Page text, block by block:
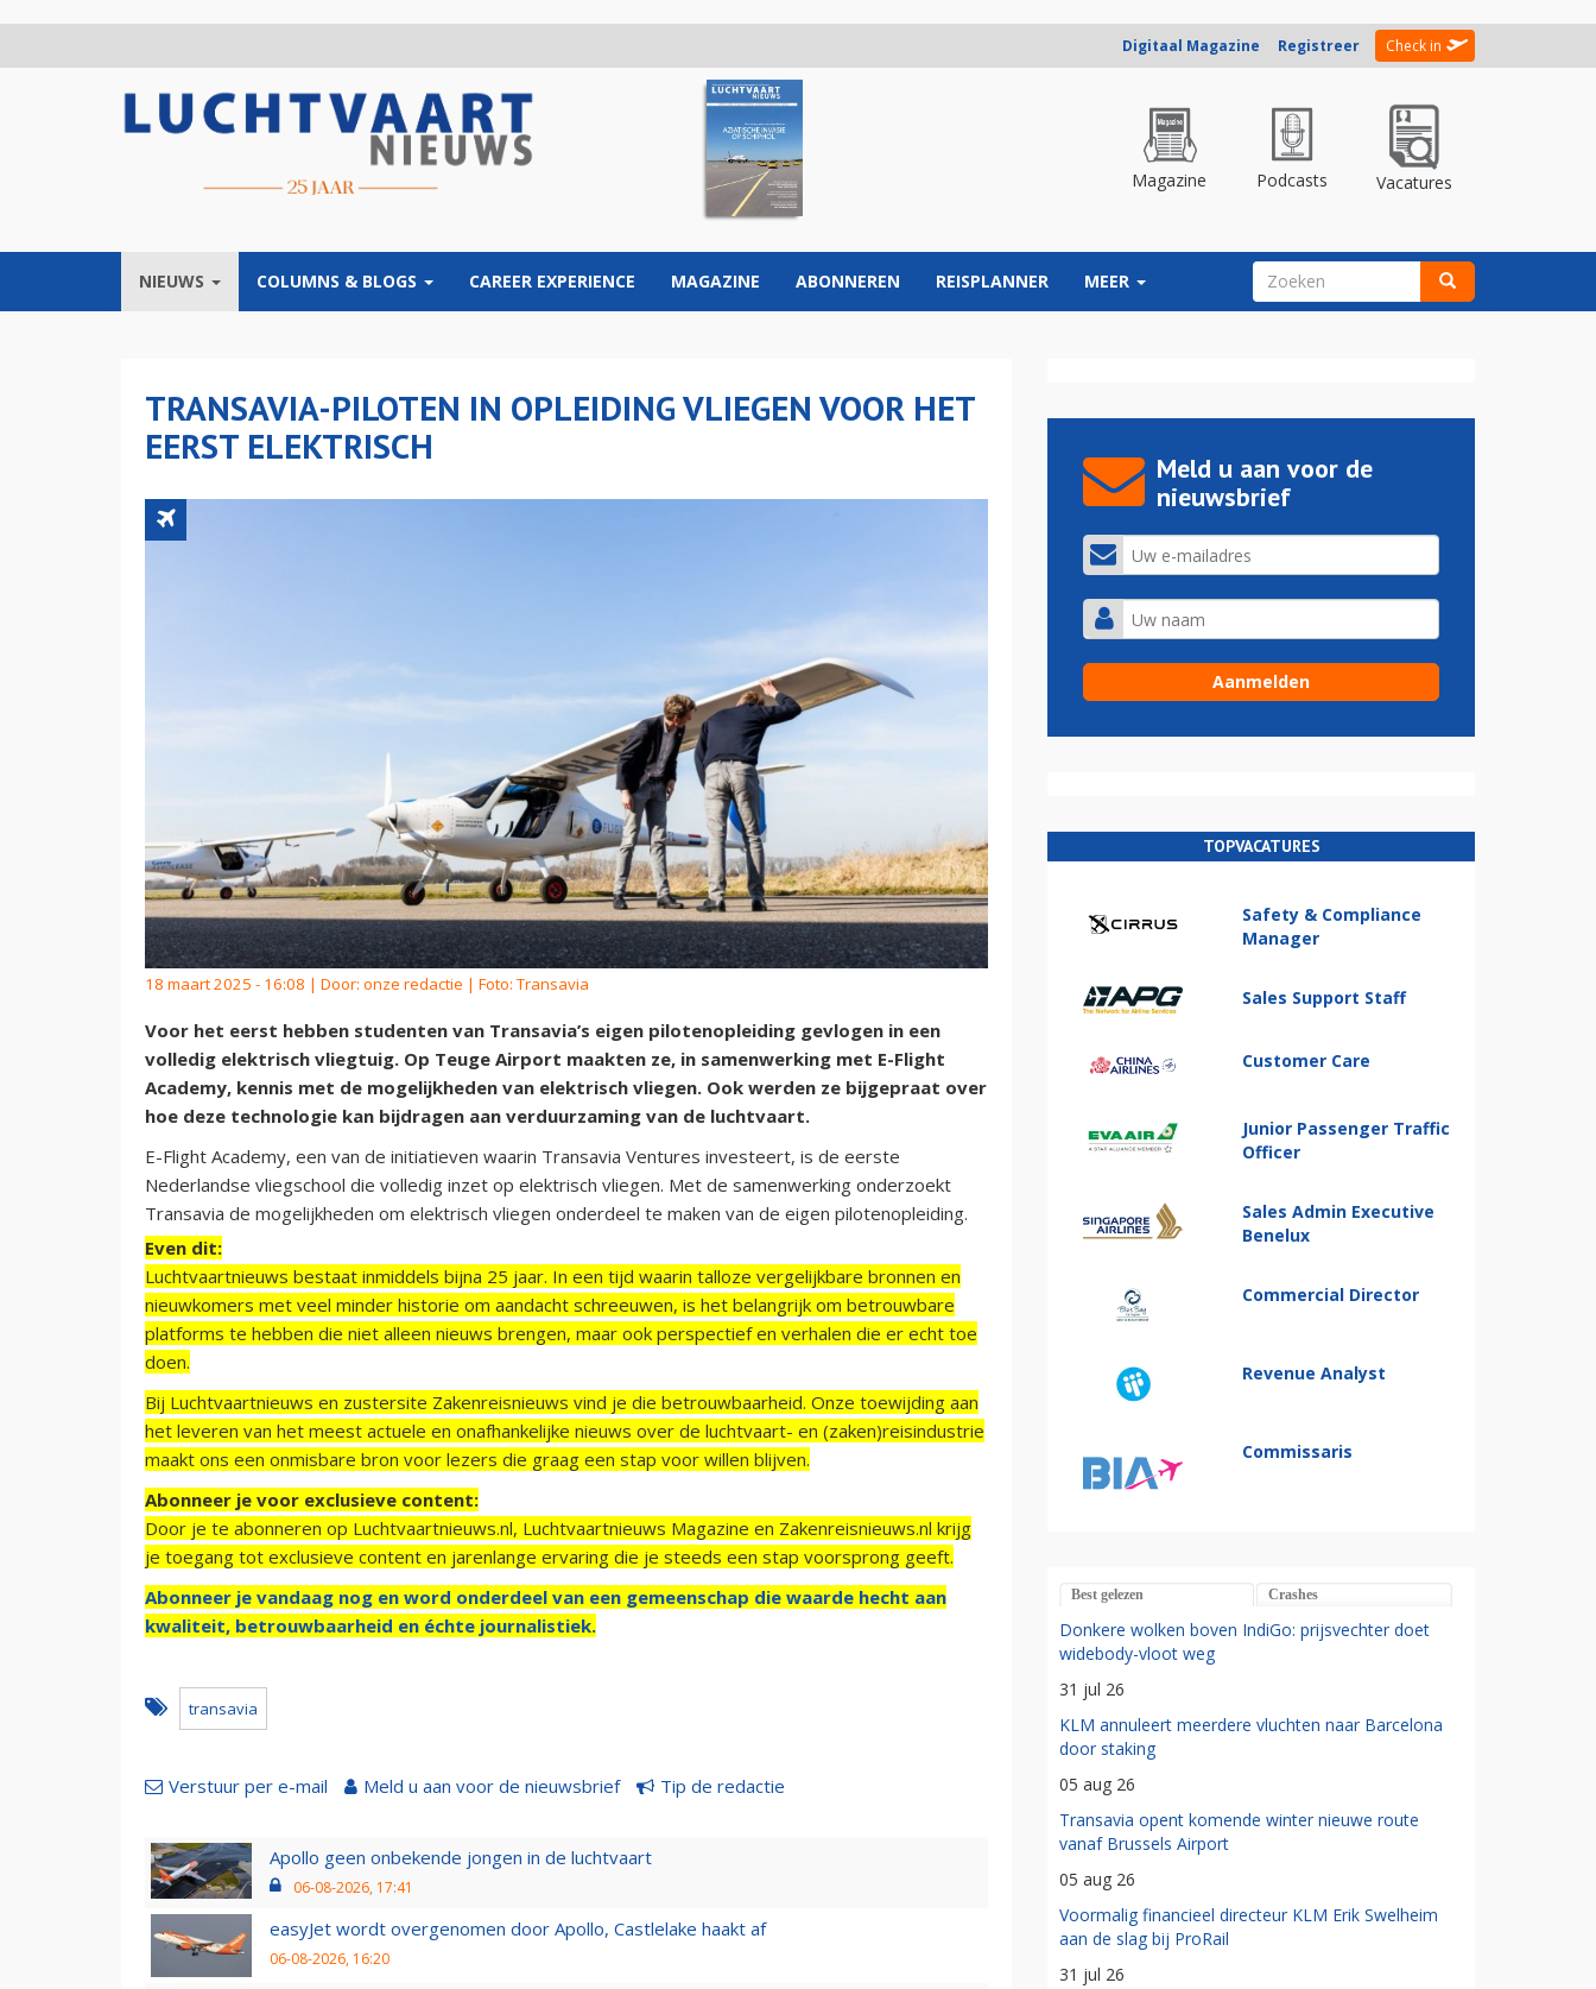
Digitaal Magazine Registreer Check in
Magazine Podcasts Vacatures
NIEUWS COLUMNS & BLOGS CAREER EXPERIENCE MAGAZINE ABONNEREN REISPLANNER MEER ZOEKVELD
TRANSAVIA-PILOTEN IN OPLEIDING VLIEGEN VOOR HET
EERST ELEKTRISCH
18 maart 2025 - 16:08 | Door: onze redactie | Foto: Transavia
Voor het eerst hebben studenten van Transavia’s eigen pilotenopleiding gevlogen in een
volledig elektrisch vliegtuig. Op Teuge Airport maakten ze, in samenwerking met E-Flight
Academy, kennis met de mogelijkheden van elektrisch vliegen. Ook werden ze bijgepraat over
hoe deze technologie kan bijdragen aan verduurzaming van de luchtvaart.
E-Flight Academy, een van de initiatieven waarin Transavia Ventures investeert, is de eerste
Nederlandse vliegschool die volledig inzet op elektrisch vliegen. Met de samenwerking onderzoekt
Transavia de mogelijkheden om elektrisch vliegen onderdeel te maken van de eigen pilotenopleiding.
Even dit:
Luchtvaartnieuws bestaat inmiddels bijna 25 jaar. In een tijd waarin talloze vergelijkbare bronnen en
nieuwkomers met veel minder historie om aandacht schreeuwen, is het belangrijk om betrouwbare
platforms te hebben die niet alleen nieuws brengen, maar ook perspectief en verhalen die er echt toe
doen.
Bij Luchtvaartnieuws en zustersite Zakenreisnieuws vind je die betrouwbaarheid. Onze toewijding aan
het leveren van het meest actuele en onafhankelijke nieuws over de luchtvaart- en (zaken)reisindustrie
maakt ons een onmisbare bron voor lezers die graag een stap voor willen blijven.
Abonneer je voor exclusieve content:
Door je te abonneren op Luchtvaartnieuws.nl, Luchtvaartnieuws Magazine en Zakenreisnieuws.nl krijg
je toegang tot exclusieve content en jarenlange ervaring die je steeds een stap voorsprong geeft.
Abonneer je vandaag nog en word onderdeel van een gemeenschap die waarde hecht aan
kwaliteit, betrouwbaarheid en échte journalistiek.
transavia
Verstuur per e-mail Meld u aan voor de nieuwsbrief Tip de redactie
Apollo geen onbekende jongen in de luchtvaart
06-08-2026, 17:41
easyJet wordt overgenomen door Apollo, Castlelake haakt af
06-08-2026, 16:20
Meld u aan voor de
nieuwsbrief
TOPVACATURES
Safety & Compliance
Manager
Sales Support Staff
Customer Care
Junior Passenger Traffic
Officer
Sales Admin Executive
Benelux
Commercial Director
Revenue Analyst
Commissaris
Best gelezen Crashes
Donkere wolken boven IndiGo: prijsvechter doet
widebody-vloot weg
31 jul 26
KLM annuleert meerdere vluchten naar Barcelona
door staking
05 aug 26
Transavia opent komende winter nieuwe route
vanaf Brussels Airport
05 aug 26
Voormalig financieel directeur KLM Erik Swelheim
aan de slag bij ProRail
31 jul 26